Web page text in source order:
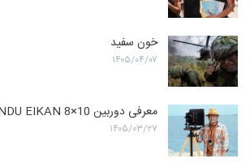
خون سفید
۱۴۰۵/۰۴/۰۷
معرفی دوربین ONDU EIKAN 8×10
۱۴۰۵/۰۳/۲۷